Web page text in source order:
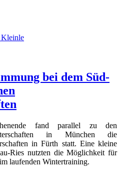
bei dem Süd-
fand parallel zu den
in München die
in Fürth statt. Eine kleine
Ries nutzten die Möglichkeit für
laufenden Wintertraining.